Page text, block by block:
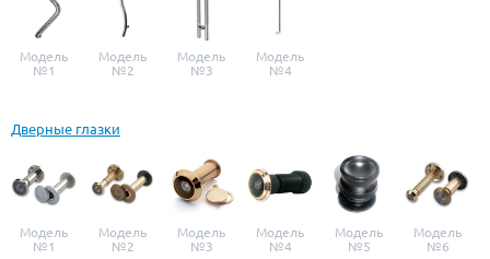
Модель
№1
Модель
№2
Модель
№3
Модель
№4
Дверные глазки
Модель
№1
Модель
№2
Модель
№3
Модель
№4
Модель
№5
Модель
№6